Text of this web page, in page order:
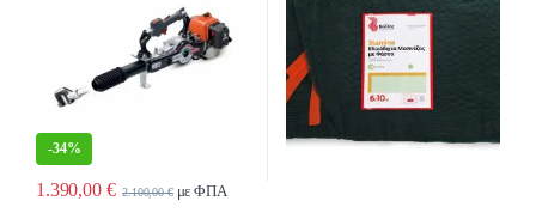
-34%
1.390,00 € 2.100,00€με ΦΠΑ